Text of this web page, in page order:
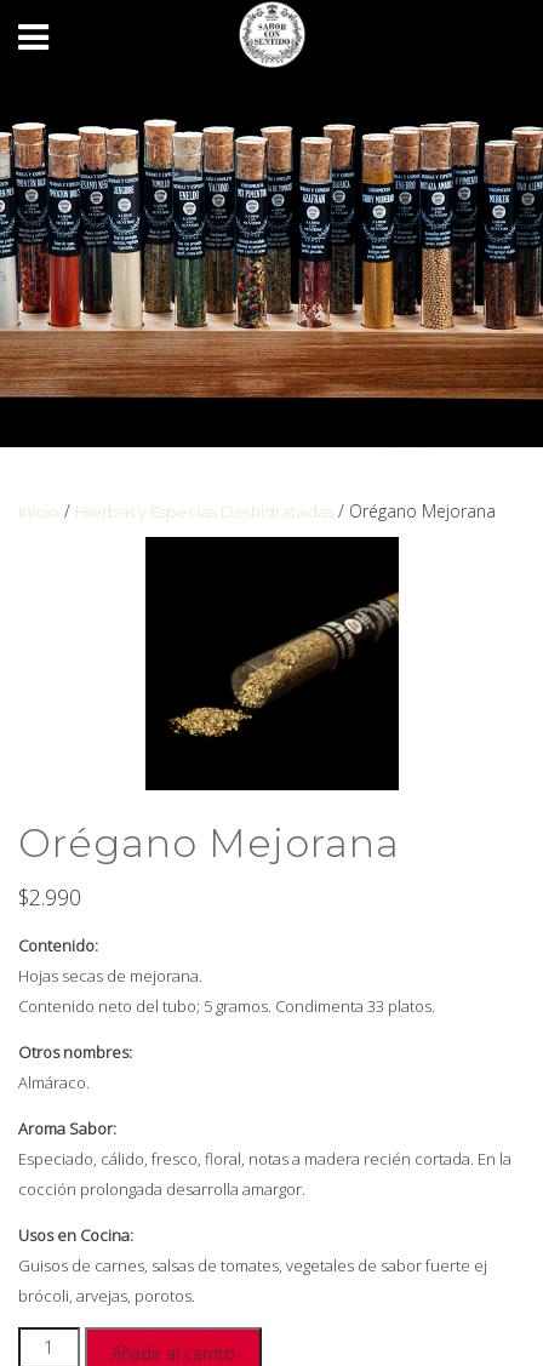
Inicio / Hierbas y Especias Deshidratadas / Orégano Mejorana
Orégano Mejorana
$2.990
Contenido:
Hojas secas de mejorana.
Contenido neto del tubo; 5 gramos. Condimenta 33 platos.
Otros nombres:
Almáraco.
Aroma Sabor:
Especiado, cálido, fresco, floral, notas a madera recién cortada. En la
cocción prolongada desarrolla amargor.
Usos en Cocina:
Guisos de carnes, salsas de tomates, vegetales de sabor fuerte ej
brócoli, arvejas, porotos.
Añadir al carrito